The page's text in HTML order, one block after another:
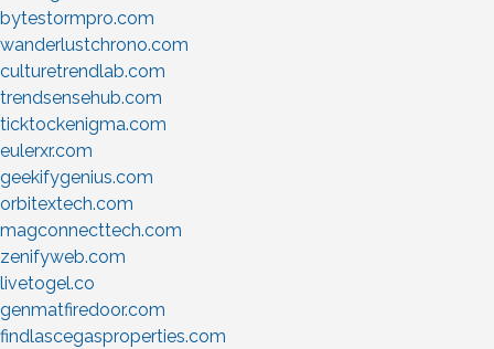
bytestormpro.com
wanderlustchrono.com
culturetrendlab.com
trendsensehub.com
ticktockenigma.com
eulerxr.com
geekifygenius.com
orbitextech.com
magconnecttech.com
zenifyweb.com
livetogel.co
genmatfiredoor.com
findlascegasproperties.com